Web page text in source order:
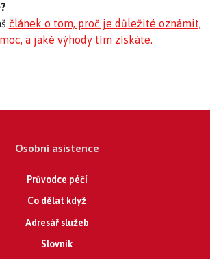
článek o tom, proč je důležité oznámit,
a jaké výhody tím získáte.
Osobní asistence
Průvodce péčí
Co dělat když
Adresář služeb
Slovník